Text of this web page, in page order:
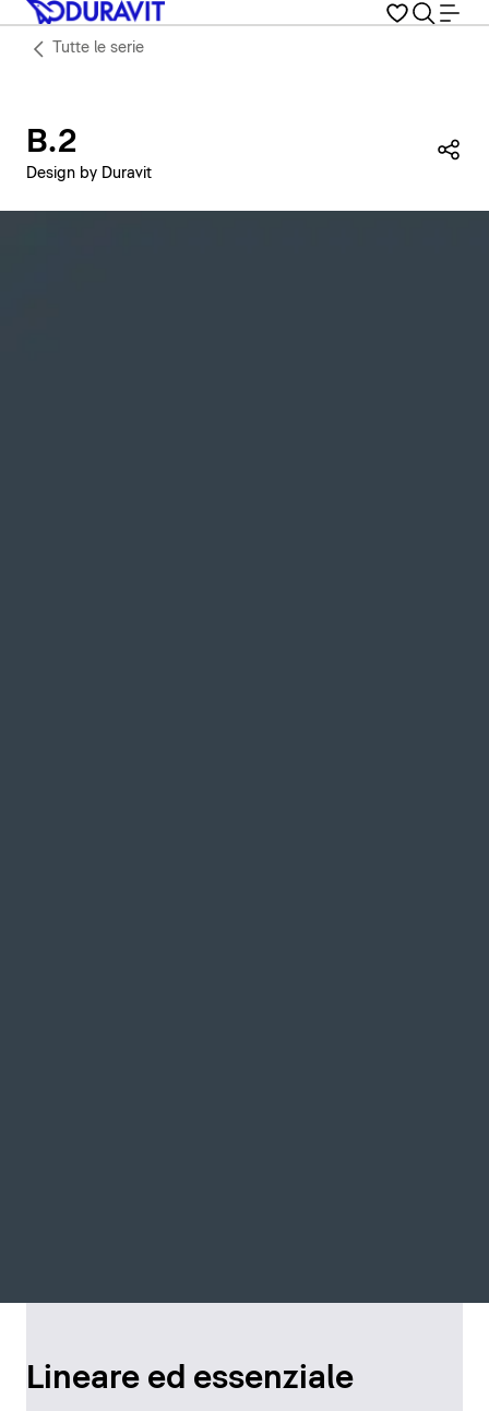
Tutte le serie
B.2
Design by Duravit
Lineare ed essenziale